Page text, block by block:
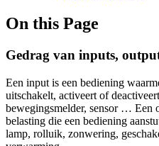
On this Page
Gedrag van inputs,
Een input is een bediening
uitschakelt, activeert of
bewegingsmelder, sensor … Een
belasting die een bediening
lamp, rolluik, zonwering,